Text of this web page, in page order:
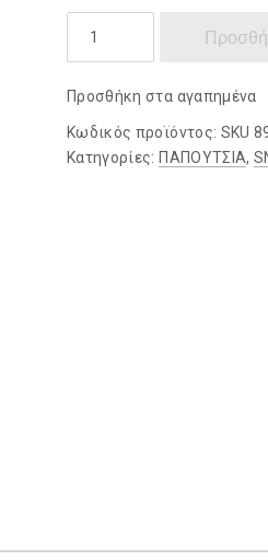
GARINI
Προσθήκη στα αγαπημένα
Κωδικός προϊόντος: SKU
Κατηγορίες: ΠΑΠΟΥΤΣΙΑ,